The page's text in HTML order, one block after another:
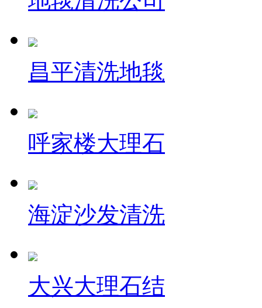
昌平清洗地毯
呼家楼大理石
海淀沙发清洗
大兴大理石结